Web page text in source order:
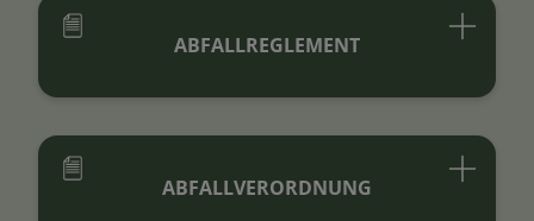
ABFALLREGLEMENT
ABFALLVERORDNUNG